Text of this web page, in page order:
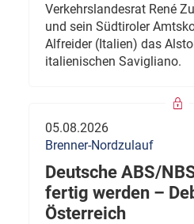
Verkehrslandesrat René
und sein Südtiroler
Alfreider (Italien) das
italienischen Savigliano.
05.08.2026
Brenner-Nordzulauf
Deutsche ABS/
fertig werden –
Österreich